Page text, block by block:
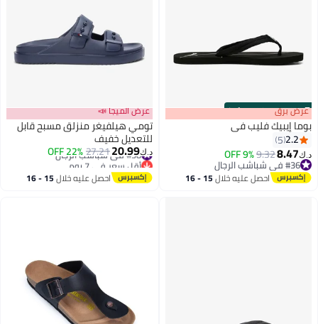
00m:00s
·
100% Left عرض برق
بوما إيبيك فليب في
2.2
5
د.ك‏8.47
9.32
9% OFF
#36 في شباشب الرجال
#36 في شباشب الرجال احصل عليه خلال 15 - 16
3
عرض الميجا 📣
تومي هيلفيغر منزلق مسبح قابل
للتعديل خفيف
د.ك‏20.99
27.21
22% OFF #38 في شباشب الرجال
أقل سعر في 7 يوم
#38 في شباشب الرجال احصل عليه خلال 15 - 16